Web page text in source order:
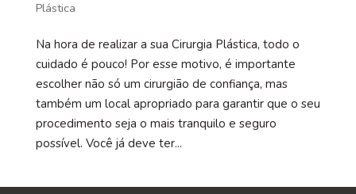
Plástica
Na hora de realizar a sua Cirurgia Plástica, todo o
cuidado é pouco! Por esse motivo, é importante
escolher não só um cirurgião de confiança, mas
também um local apropriado para garantir que o seu
procedimento seja o mais tranquilo e seguro
possível. Você já deve ter...